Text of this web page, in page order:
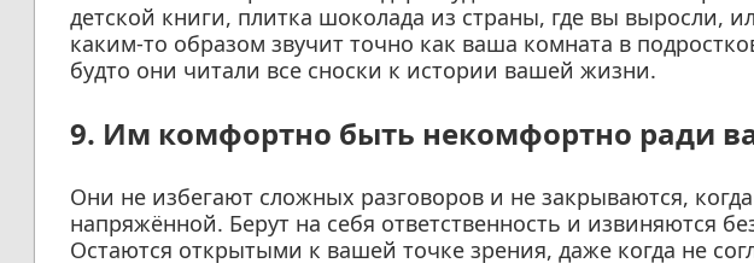
детской книги, плитка шоколада из страны, где вы выросли,
каким-то образом звучит точно как ваша комната в
будто они читали все сноски к истории вашей жизни.
9. Им комфортно быть некомфортно ради
Они не избегают сложных разговоров и не закрываются,
напряжённой. Берут на себя ответственность и извиняются
Остаются открытыми к вашей точке зрения, даже когда не